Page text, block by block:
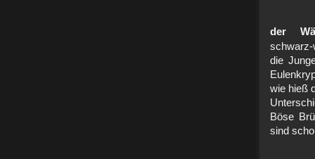
der
die
wie hieß
Böse
sind